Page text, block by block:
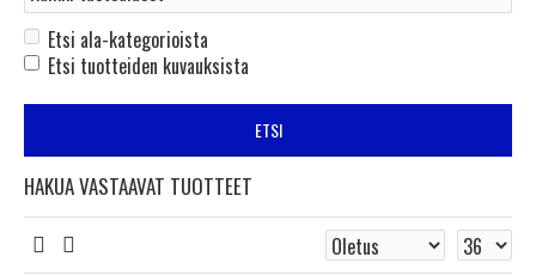
Etsi ala-kategorioista
Etsi tuotteiden kuvauksista
ETSI
HAKUA VASTAAVAT TUOTTEET